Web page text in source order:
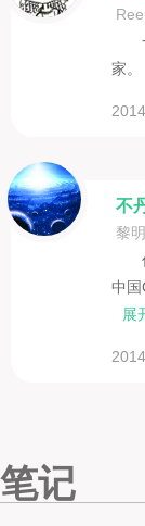
家
不
黎
中国
展
笔记